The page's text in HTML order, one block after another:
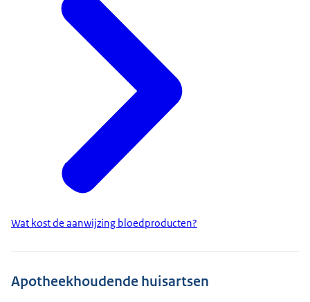
Wat kost de aanwijzing bloedproducten?
Apotheekhoudende huisartsen